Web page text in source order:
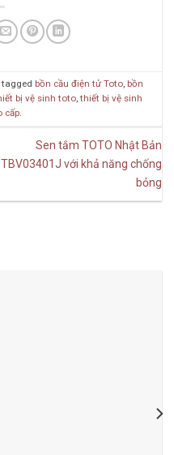
bồn cầu điện tử Toto, bồn
bị vệ sinh toto,thiết bị vệ sinh
cấp.
Sen tắm TOTO Nhật Bản
TBV03401J với khả năng chống
bỏng